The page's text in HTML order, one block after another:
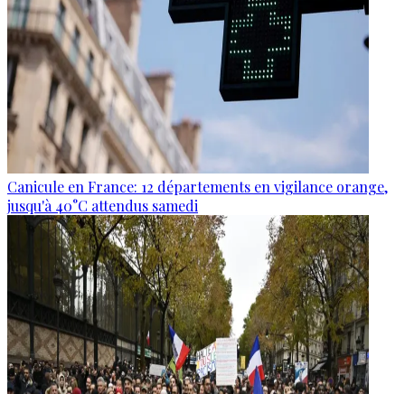
Canicule en France: 12 départements en vigilance orange,
jusqu'à 40°C attendus samedi